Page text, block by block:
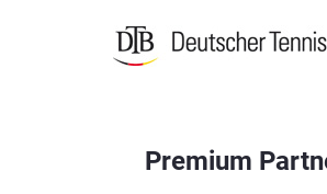
Premium